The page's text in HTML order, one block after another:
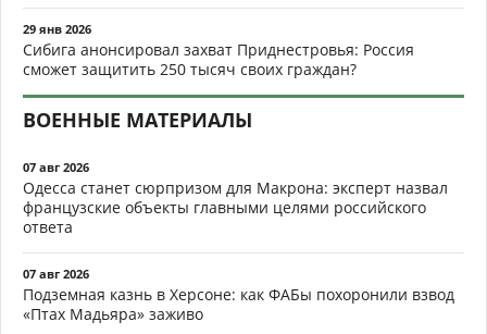
29 янв 2026
Сибига анонсировал захват Приднестровья: Россия
сможет защитить 250 тысяч своих граждан?
ВОЕННЫЕ МАТЕРИАЛЫ
07 авг 2026
Одесса станет сюрпризом для Макрона: эксперт назвал
французские объекты главными целями российского
ответа
07 авг 2026
Подземная казнь в Херсоне: как ФАБы похоронили взвод
«Птах Мадьяра» заживо